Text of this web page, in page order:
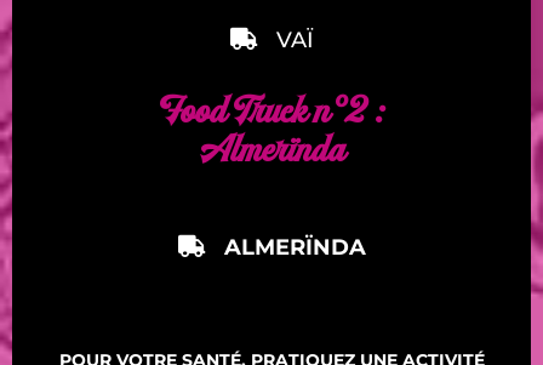
VAÏ
Food Truck n°2 :
Almerïnda
ALMERÏNDA
POUR VOTRE SANTÉ, PRATIQUEZ UNE ACTIVITÉ